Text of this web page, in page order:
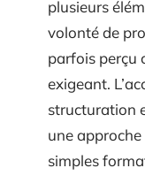
plusieurs
volonté de
parfois perçu
exigeant.
structuration
une
simples